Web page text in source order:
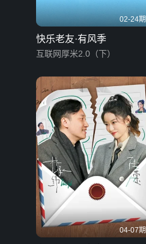
02-24期
快乐老友·有风季
互联网厚米2.0（下）
04-07期